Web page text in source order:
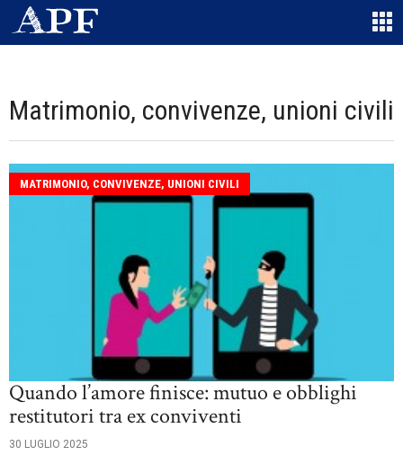
Matrimonio, convivenze, unioni civili
MATRIMONIO, CONVIVENZE, UNIONI CIVILI
Quando l’amore finisce: mutuo e obblighi
restitutori tra ex conviventi
30 LUGLIO 2025